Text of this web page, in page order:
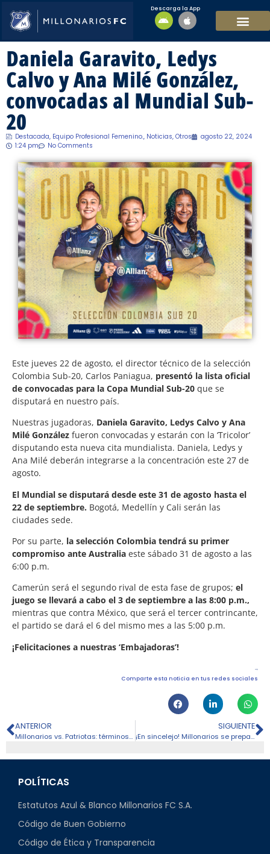
Descarga la App
Daniela Garavito, Ledys
Calvo y Ana Milé González,
convocadas al Mundial Sub-
20
Destacada, Equipo Profesional Femenino., Noticias, Otros
agosto 22, 2024
1:24 pm
No Comments
Este jueves 22 de agosto, el director técnico de la selección
Colombia Sub-20, Carlos Paniagua, presentó la lista oficial
de convocadas para la Copa Mundial Sub-20 que se
disputará en nuestro país.
Nuestras jugadoras, Daniela Garavito, Ledys Calvo y Ana
Milé González fueron convocadas y estarán con la ‘Tricolor’
disputando esta nueva cita mundialista. Daniela, Ledys y
Ana Milé deberán integrarse a la concentración este 27 de
agosto.
El Mundial se disputará desde este 31 de agosto hasta el
22 de septiembre. Bogotá, Medellín y Cali serán las
ciudades sede.
Por su parte, la selección Colombia tendrá su primer
compromiso ante Australia este sábado 31 de agosto a las
6:00 p.m.
Camerún será el segundo rival de esta fase de grupos; el
juego se llevará a cabo el 3 de septiembre a las 8:00 p.m.,
mientras que contra México, que será el tercer contrincante,
el partido se dará el 6 del mismo mes a las 5:00 p.m.
¡Felicitaciones a nuestras ‘Embajadoras’!
Comparte esta noticia en tus redes sociales
ANTERIOR
Millonarios vs. Patriotas: términos y condiciones boletería
SIGUIENTE
¡En sincelejo! Millonarios se prepara para enfrentar a Águilas Doradas
POLÍTICAS
Estatutos Azul & Blanco Millonarios FC S.A.
Código de Buen Gobierno
Código de Ética y Transparencia